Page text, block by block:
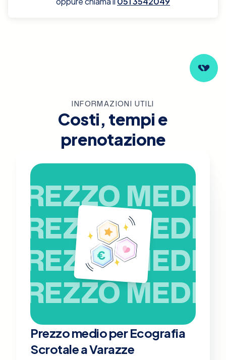
INFORMAZIONI UTILI
Costi, tempi e
prenotazione
PREZZO MEDIO
PREZZO MEDIO
PREZZO MEDIO
PREZZO MEDIO
Prezzo medio per Ecografia
Scrotale a Varazze